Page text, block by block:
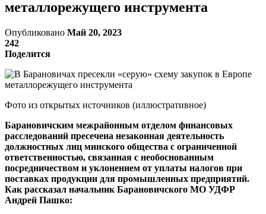
металлорежущего инструмента
Опубликовано Май 20, 2023
242
Поделится
Фото из открытых источников (иллюстративное)
Барановичским межрайонным отделом финансовых
расследований пресечена незаконная деятельность
должностных лиц минского общества с ограниченной
ответственностью, связанная с необоснованным
посредничеством и уклонением от уплаты налогов при
поставках продукции для промышленных предприятий.
Как рассказал начальник Барановичского МО УДФР
Андрей Пашко: